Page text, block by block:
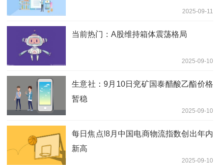
2025-09-11
当前热门：A股维持箱体震荡格局
2025-09-10
生意社：9月10日兖矿国泰醋酸乙酯价格
暂稳
2025-09-10
每日焦点!8月中国电商物流指数创出年内
新高
2025-09-10